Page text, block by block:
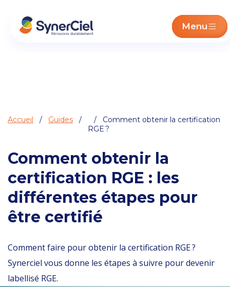
Menu
Accueil / Guides /
/ Comment obtenir la certification
RGE ?
Comment obtenir la
certification RGE : les
différentes étapes pour
être certifié
Comment faire pour obtenir la certification RGE ?
Synerciel vous donne les étapes à suivre pour devenir
labellisé RGE.